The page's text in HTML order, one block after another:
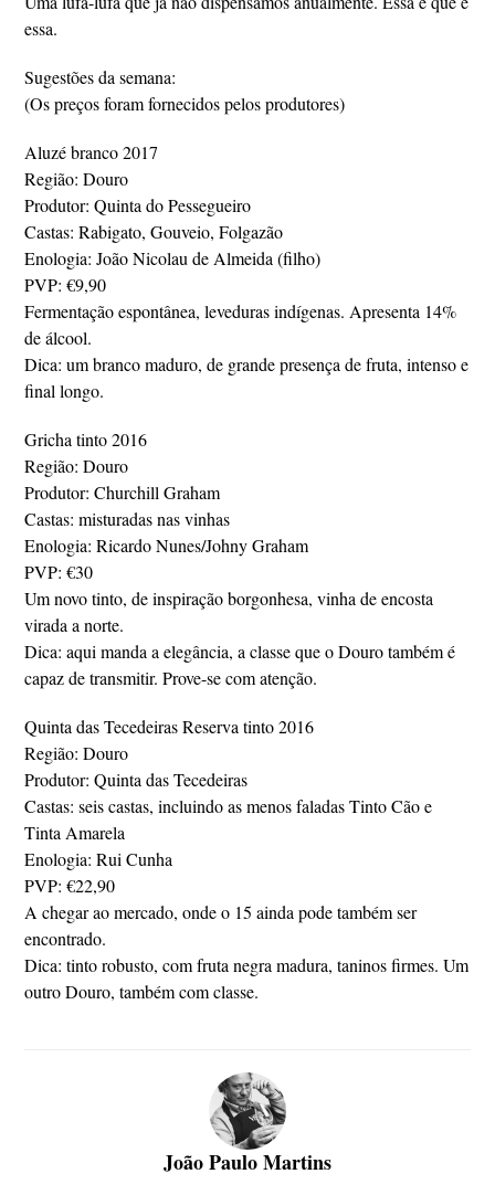
essa.
Sugestões da semana:
(Os preços foram fornecidos pelos produtores)
Aluzé branco 2017
Região: Douro
Produtor: Quinta do Pessegueiro
Castas: Rabigato, Gouveio, Folgazão
Enologia: João Nicolau de Almeida (filho)
PVP: €9,90
Fermentação espontânea, leveduras indígenas. Apresenta 14%
de álcool.
Dica: um branco maduro, de grande presença de fruta, intenso e
final longo.
Gricha tinto 2016
Região: Douro
Produtor: Churchill Graham
Castas: misturadas nas vinhas
Enologia: Ricardo Nunes/Johny Graham
PVP: €30
Um novo tinto, de inspiração borgonhesa, vinha de encosta
virada a norte.
Dica: aqui manda a elegância, a classe que o Douro também é
capaz de transmitir. Prove-se com atenção.
Quinta das Tecedeiras Reserva tinto 2016
Região: Douro
Produtor: Quinta das Tecedeiras
Castas: seis castas, incluindo as menos faladas Tinto Cão e
Tinta Amarela
Enologia: Rui Cunha
PVP: €22,90
A chegar ao mercado, onde o 15 ainda pode também ser
encontrado.
Dica: tinto robusto, com fruta negra madura, taninos firmes. Um
outro Douro, também com classe.
João Paulo Martins